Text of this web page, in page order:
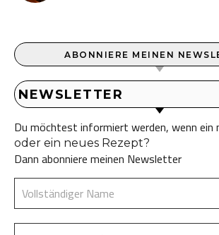
ABONNIERE MEINEN
NEWSLETTER
Du möchtest informiert werden, wenn ein
oder ein neues Rezept?
Dann abonniere meinen Newsletter